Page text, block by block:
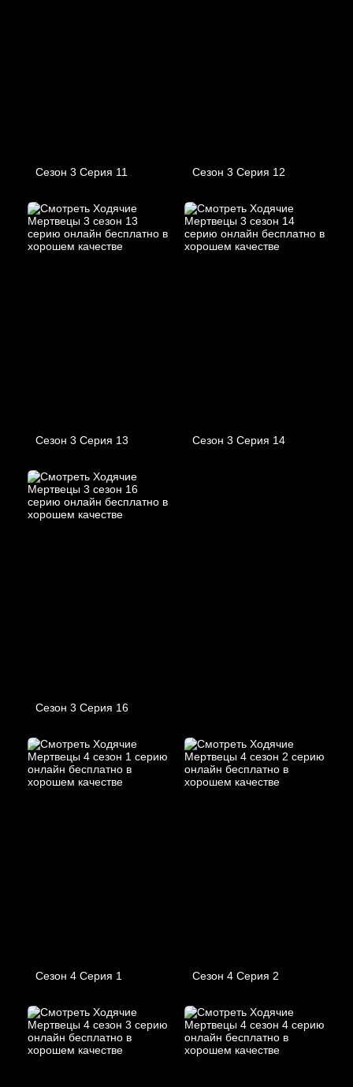
Сезон 3 Серия 11 Сезон 3 Серия 12
Сезон 3 Серия 13 Сезон 3 Серия 14
Сезон 3 Серия 16
Сезон 4 Серия 1 Сезон 4 Серия 2